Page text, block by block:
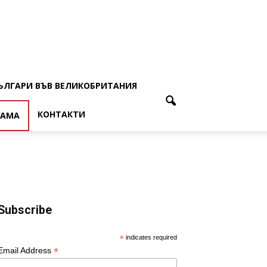
ВЪВ ВЕЛИКОБРИТАНИЯ
КОНТАКТИ
* indicates required
Address *